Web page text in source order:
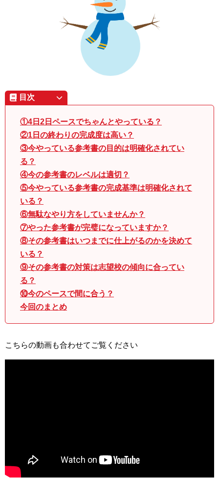
目次
①4日2日ペースでちゃんとやっている？
②1日の終わりの完成度は高い？
③今やっている参考書の目的は明確化されてい
る？
④今の参考書のレベルは適切？
⑤今やっている参考書の完成基準は明確化されて
いる？
⑥無駄なやり方をしていませんか？
⑦やった参考書が完璧になっていますか？
⑧その参考書はいつまでに仕上がるのかを決めて
いる？
⑨その参考書の対策は志望校の傾向に合ってい
る？
⑩今のペースで間に合う？
今回のまとめ
こちらの動画も合わせてご覧ください